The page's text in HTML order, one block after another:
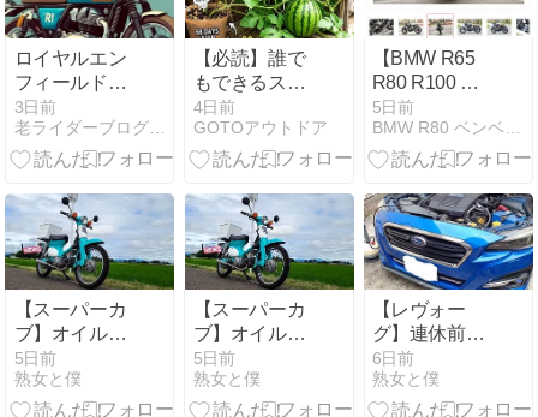
ロイヤルエン
フィールドに
似合うヘルメ
ットおすすめ
｜クラシック
クに合う選び
3日前
老ライダーブログ 大人のバイクライフ
【必読】誰で
もできるスイ
カ栽培の革命‼
4日前
GOTOアウトドア
【BMW R65
R80 R100 モ
ノレバー用 2-
1 スリップオ
ンマフラー】
えたら人生が
変わるかも。
5日前
BMW R80 ベンベナムスメ
【スーパーカ
ブ】オイル交
換とスプロケ
ット交換後の
トコトコツー
5日前
熟女と僕
【スーパーカ
ブ】オイル交
換とスプロケ
ット交換後の
トコトコツー
5日前
熟女と僕
【レヴォー
グ】連休前の
オイル交換
6日前
熟女と僕